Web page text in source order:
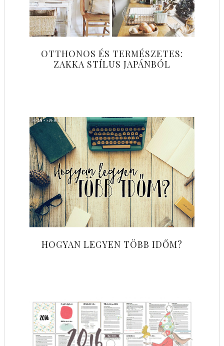
OTTHONOS ÉS TERMÉSZETES:
ZAKKA STÍLUS JAPÁNBÓL
HOGYAN LEGYEN TÖBB IDŐM?